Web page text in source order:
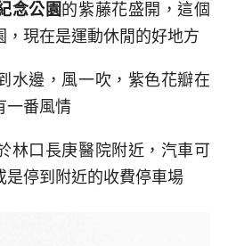
念公園 的紫藤花盛開，這個
，現在是運動休閒的好地方
水邊，風一吹，紫色花瓣在
一番風情
林口長庚醫院附近，汽車可
是停到附近的收費停車場